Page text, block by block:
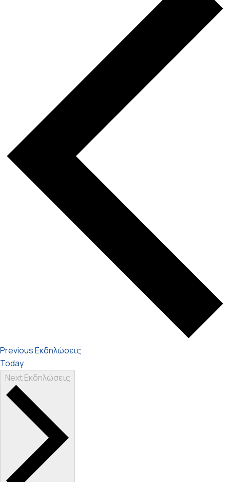
PreviousΕκδηλώσεις
Today
NextΕκδηλώσεις